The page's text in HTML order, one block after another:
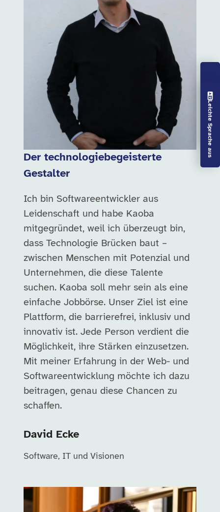
Vorlesen aus
Leichte Sprache aus
Der technologiebegeisterte
Gestalter
Ich bin Softwareentwickler aus
Leidenschaft und habe Kaoba
mitgegründet, weil ich überzeugt bin,
dass Technologie Brücken baut –
zwischen Menschen mit Potenzial und
Unternehmen, die diese Talente
suchen. Kaoba soll mehr sein als eine
einfache Jobbörse. Unser Ziel ist eine
Plattform, die barrierefrei, inklusiv und
innovativ ist. Jede Person verdient die
Möglichkeit, ihre Stärken einzusetzen.
Mit meiner Erfahrung in der Web- und
Softwareentwicklung möchte ich dazu
beitragen, genau diese Chancen zu
schaffen.
David Ecke
Software, IT und Visionen